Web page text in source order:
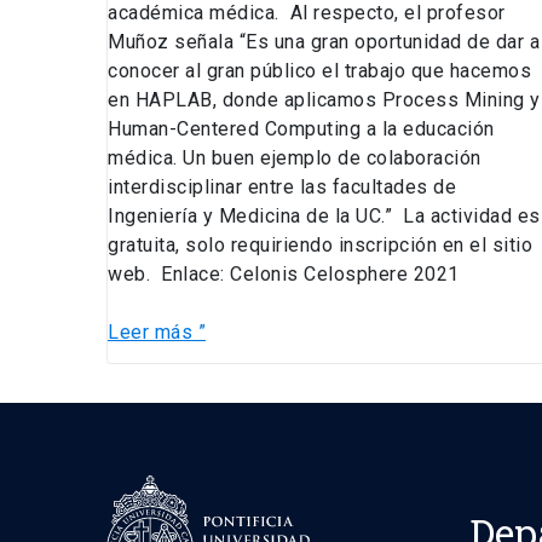
académica médica. Al respecto, el profesor
Muñoz señala “Es una gran oportunidad de dar a
conocer al gran público el trabajo que hacemos
en HAPLAB, donde aplicamos Process Mining y
Human-Centered Computing a la educación
médica. Un buen ejemplo de colaboración
interdisciplinar entre las facultades de
Ingeniería y Medicina de la UC.” La actividad es
gratuita, solo requiriendo inscripción en el sitio
web. Enlace: Celonis Celosphere 2021
Leer más ”